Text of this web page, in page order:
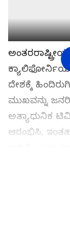
ದೇಶಕ್ಕೆ
ಮುಖವನ್ನು
ಅತ್ಯಾಧುನಿಕ
ಆರಂಭಿಸಿ,